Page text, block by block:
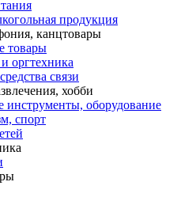
продукция
канцтовары
товары
оргтехника
связи
хобби
оборудование
спорт